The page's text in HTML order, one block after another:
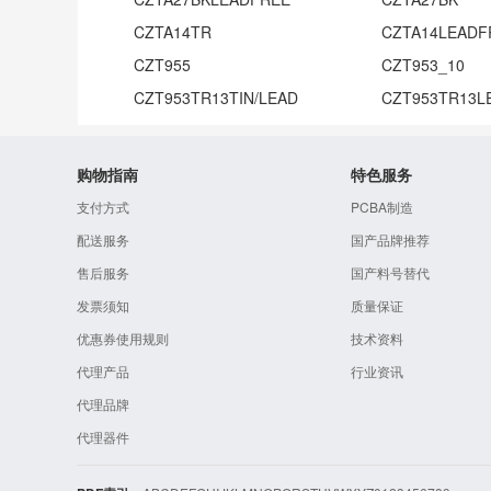
CZTA14TR
CZT955
CZT953_10
CZT953TR13TIN/LEAD
购物指南
支付方式
配送服务
售后服务
发票须知
优惠券使用规则
代理产品
代理品牌
代理器件
特色服务
PCBA制造
国产品牌推荐
国产料号替代
质量保证
技术资料
行业资讯